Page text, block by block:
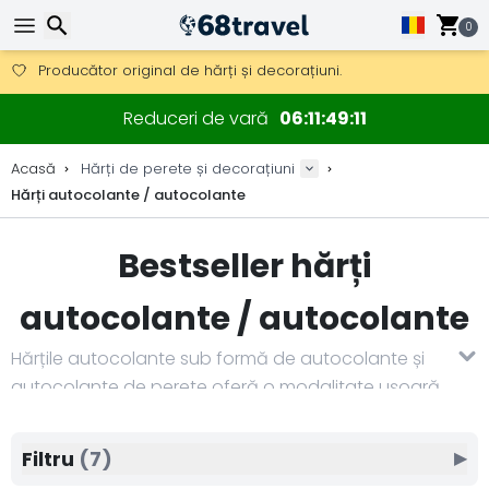
0
DHL Express peste noapte, de asemenea, disponibil.
30 zile pentru retur, 90 zile pentru hărți din lemn și decorațiuni.
Producător original de hărți și decorațiuni.
Reduceri de vară 06114911
Acasă
Hărți de perete și decorațiuni
Hărți autocolante / autocolante
Bestseller hărți
autocolante / autocolante
Hărțile autocolante sub formă de autocolante și
autocolante de perete oferă o modalitate ușoară
complicată. Datorită materialului de înaltă calitate
și tăierii precise, hărțile au un aspect curat, detaliat
Filtru (7) ▶
Căutare